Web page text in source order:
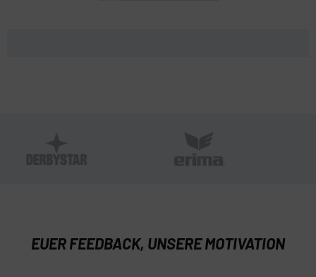
EUER FEEDBACK, UNSERE MOTIVATION